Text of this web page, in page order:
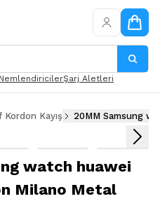
Şarj Aletleri
Kordon Kayış 20MM Samsung
watch huawei
Milano Metal